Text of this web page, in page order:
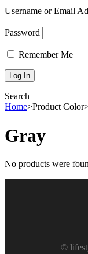
Username or Email
Password
Remember Me
Search
Home>Product Color
Gray
No products were
©